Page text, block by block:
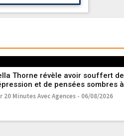
Thorne révèle avoir souffert de
et de pensées sombres à
20 Minutes Avec Agences - 06/08/2026